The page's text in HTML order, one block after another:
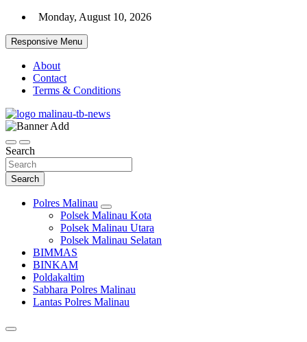
Skip
content
Monday, August 10, 2026
Responsive Menu
About
Contact
Terms & Conditions
Pelangiresmalinau.com
Search
Search
Polres Malinau
Polsek Malinau Kota
Polsek Malinau Utara
Polsek Malinau Selatan
BIMMAS
BINKAM
Poldakaltim
Sabhara Polres Malinau
Lantas Polres Malinau